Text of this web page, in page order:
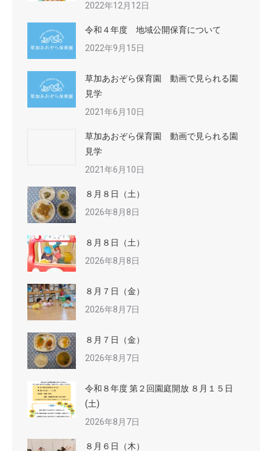
2022年12月12日
令和４年度 地域公開保育について
2022年9月15日
草加あおぞら保育園 動画で見られる園
見学
2021年6月10日
草加あおぞら保育園 動画で見られる園
見学
2021年6月10日
８月８日（土）
2026年8月8日
８月８日（土）
2026年8月8日
８月７日（金）
2026年8月7日
８月７日（金）
2026年8月7日
令和８年度 第２回園庭開放 ８月１５日
(土)
2026年8月7日
８月６日（木）